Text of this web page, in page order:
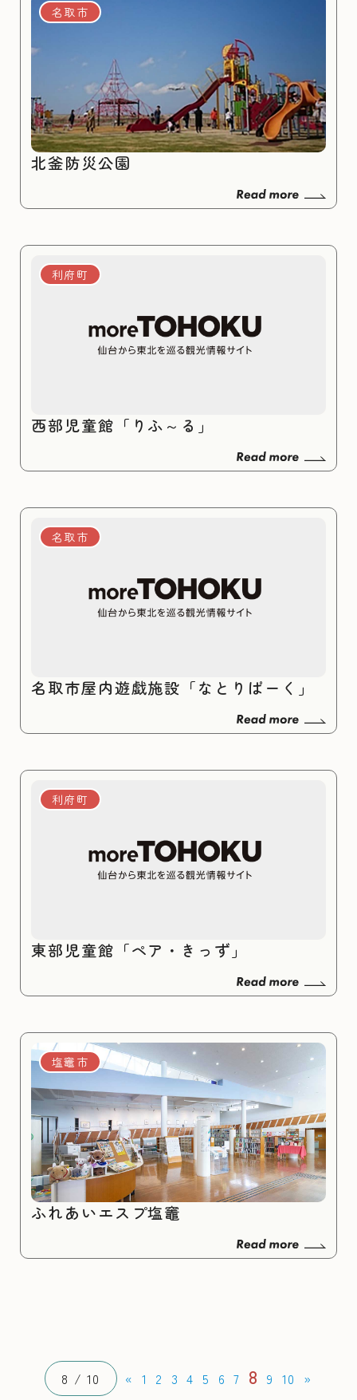
名取市
北釜防災公園
利府町
西部児童館「りふ～る」
名取市
名取市屋内遊戯施設「なとりぱーく」
利府町
東部児童館「ペア・きっず」
塩竈市
ふれあいエスプ塩竈
8 / 10 « 1 2 3 4 5 6 7 8 9 10 »